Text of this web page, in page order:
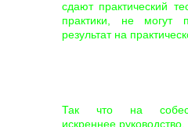
сдают практический
практики, не могут
результат на
Так что на
искреннее